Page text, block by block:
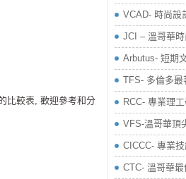
比較表, 歡迎參考和分
VCAD- 時尚設
JCI – 溫哥華
Arbutus- 短期
TFS- 多倫多最
RCC- 專業理
VFS-溫哥華頂
CICCC- 專業
CTC- 溫哥華